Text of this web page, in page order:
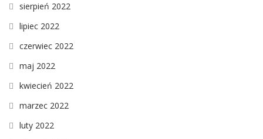
sierpień 2022
lipiec 2022
czerwiec 2022
maj 2022
kwiecień 2022
marzec 2022
luty 2022